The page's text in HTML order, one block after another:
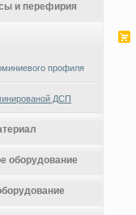
и перефирия
профиля
ДСП
оборудование